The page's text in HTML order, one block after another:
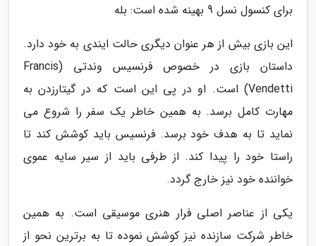
برای کنسول نسل 9 بهینه شده است: بله
این بازی بیش از هر عنوان دیگری حالت ایندی به خود دارد.
داستان بازی در خصوص فرنسیس وندتی (Francis
Vendetti) است. او در پی این است که در گیتارزدن به
مهارت کامل برسد. به همین خاطر یک سفر را شروع می
نماید تا به هدف خود برسد. فرنسیس باید کوشش کند تا
راستا خود را پیدا کند. از طرفی باید از سیر سایه عموی
خواننده خود نیز خارج گردد.
یکی از عناصر اصلی فرار هنری موسیقی است. به همین
خاطر شرکت سازنده نیز کوشش نموده تا به برترین نحو از